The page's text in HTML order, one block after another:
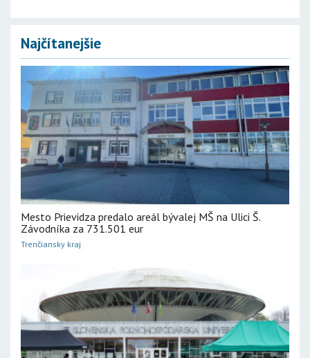
Najčítanejšie
Mesto Prievidza predalo areál bývalej MŠ na Ulici Š.
Závodníka za 731.501 eur
Trenčiansky kraj